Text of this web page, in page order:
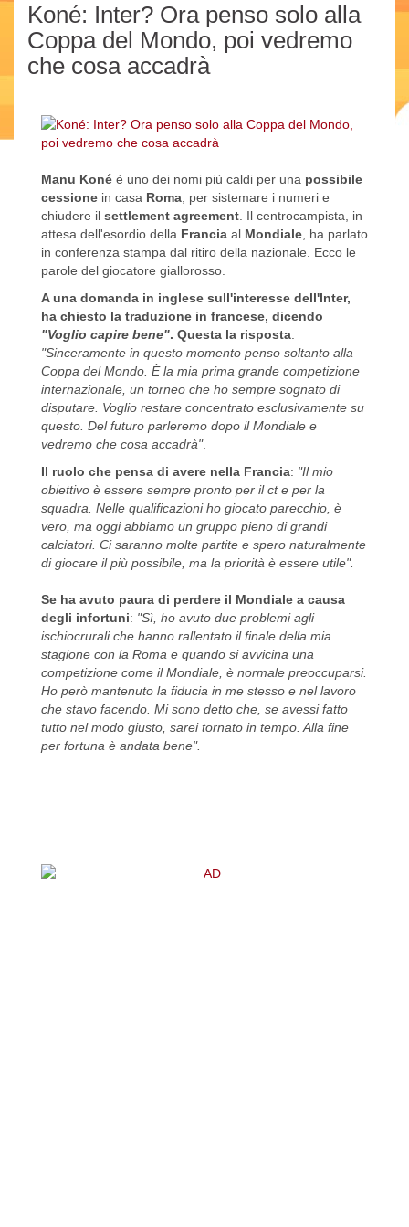
Koné: Inter? Ora penso solo alla
Coppa del Mondo, poi vedremo
che cosa accadrà
Manu Koné è uno dei nomi più caldi per una possibile
cessione in casa Roma, per sistemare i numeri e
chiudere il settlement agreement. Il centrocampista, in
attesa dell'esordio della Francia al Mondiale, ha parlato
in conferenza stampa dal ritiro della nazionale. Ecco le
parole del giocatore giallorosso.
A una domanda in inglese sull'interesse dell'Inter,
ha chiesto la traduzione in francese, dicendo
"Voglio capire bene". Questa la risposta:
"Sinceramente in questo momento penso soltanto alla
Coppa del Mondo. È la mia prima grande competizione
internazionale, un torneo che ho sempre sognato di
disputare. Voglio restare concentrato esclusivamente su
questo. Del futuro parleremo dopo il Mondiale e
vedremo che cosa accadrà".
Il ruolo che pensa di avere nella Francia: "Il mio
obiettivo è essere sempre pronto per il ct e per la
squadra. Nelle qualificazioni ho giocato parecchio, è
vero, ma oggi abbiamo un gruppo pieno di grandi
calciatori. Ci saranno molte partite e spero naturalmente
di giocare il più possibile, ma la priorità è essere utile".
Se ha avuto paura di perdere il Mondiale a causa
degli infortuni: "Sì, ho avuto due problemi agli
ischiocrurali che hanno rallentato il finale della mia
stagione con la Roma e quando si avvicina una
competizione come il Mondiale, è normale preoccuparsi.
Ho però mantenuto la fiducia in me stesso e nel lavoro
che stavo facendo. Mi sono detto che, se avessi fatto
tutto nel modo giusto, sarei tornato in tempo. Alla fine
per fortuna è andata bene".